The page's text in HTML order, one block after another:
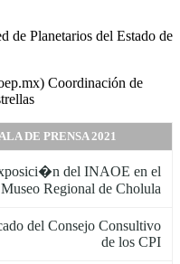
de Planetarios del Estado de
Coordinación de
DE PRENSA 2021
del INAOE en el
Museo Regional de Cholula
del Consejo Consultivo
de los CPI